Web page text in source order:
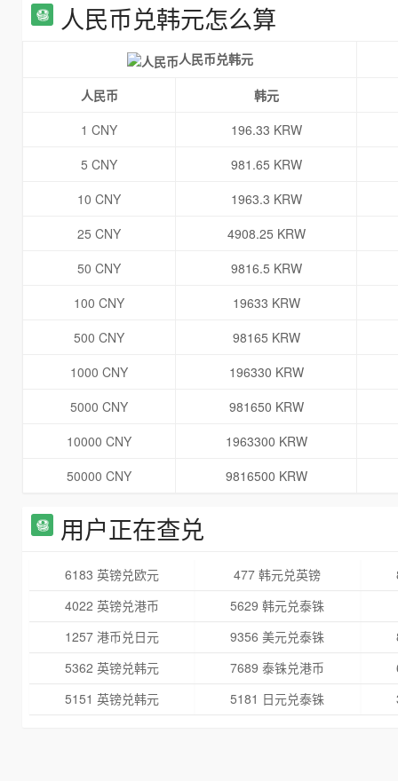
人民币兑韩元怎么算
人民币兑韩元
人民币
韩元
1 CNY
196.33 KRW
5 CNY
981.65 KRW
10 CNY
1963.3 KRW
25 CNY
4908.25 KRW
50 CNY
9816.5 KRW
100 CNY
19633 KRW
500 CNY
98165 KRW
1000 CNY
196330 KRW
5000 CNY
981650 KRW
10000 CNY
1963300 KRW
50000 CNY
9816500 KRW
用户正在查兑
6183 英镑兑欧元 477 韩元兑英镑
4022 英镑兑港币
5629 韩元兑泰铢
1257 港币兑日元
9356 美元兑泰铢
5362 英镑兑韩元
7689 泰铢兑港币
5151 英镑兑韩元
5181 日元兑泰铢